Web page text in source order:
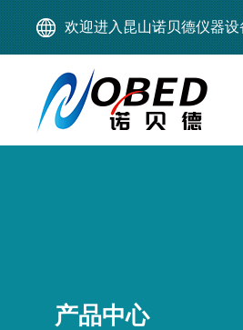
欢迎进入昆山诺贝德仪器设
产品中心